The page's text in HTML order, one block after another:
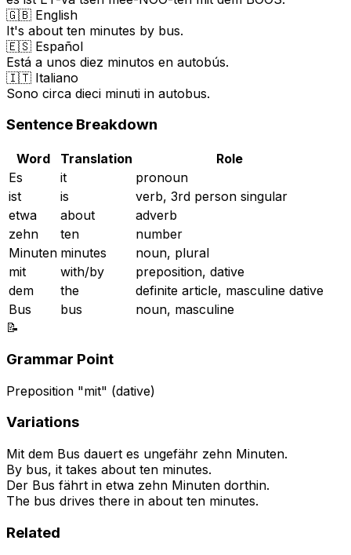
🇬🇧 English
It's about ten minutes by bus.
🇪🇸 Español
Está a unos diez minutos en autobús.
🇮🇹 Italiano
Sono circa dieci minuti in autobus.
Sentence Breakdown
Word Translation
Role
Es
it
pronoun
ist
is
verb, 3rd person singular
etwa
about
adverb
zehn
ten
number
Minuten minutes
noun, plural
mit
with/by
preposition, dative
dem
the
definite article, masculine dative
Bus
bus
noun, masculine
📝
Grammar Point
Preposition "mit" (dative)
Variations
Mit dem Bus dauert es ungefähr zehn Minuten.
By bus, it takes about ten minutes.
Der Bus fährt in etwa zehn Minuten dorthin.
The bus drives there in about ten minutes.
Related